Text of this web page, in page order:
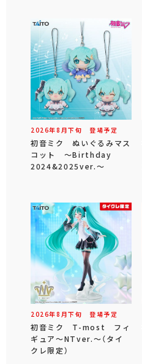
2026年8 月下旬 登場予定
初音ミク ぬいぐるみマス
コット ～Birthday
2024&2025ver.～
2026年8 月下旬 登場予定
初音ミク T-most フィ
ギュア～NTver.～（タイ
クレ限定）